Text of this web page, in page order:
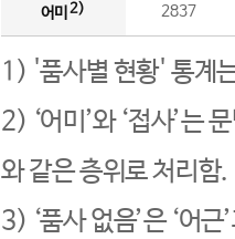
어미 2) 2837
1) '품사별 현황' 통계
2) ‘어미’와 ‘접사’는
와 같은 층위로 처리함.
3) ‘품사 없음’은 ‘어